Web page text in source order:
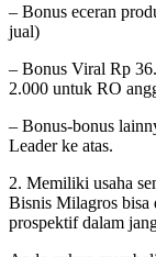
– Bonus eceran
jual)
– Bonus Viral Rp
2.000 untuk RO
– Bonus-bonus
Leader ke atas.
2. Memiliki usaha
Bisnis Milagros bisa
prospektif dalam